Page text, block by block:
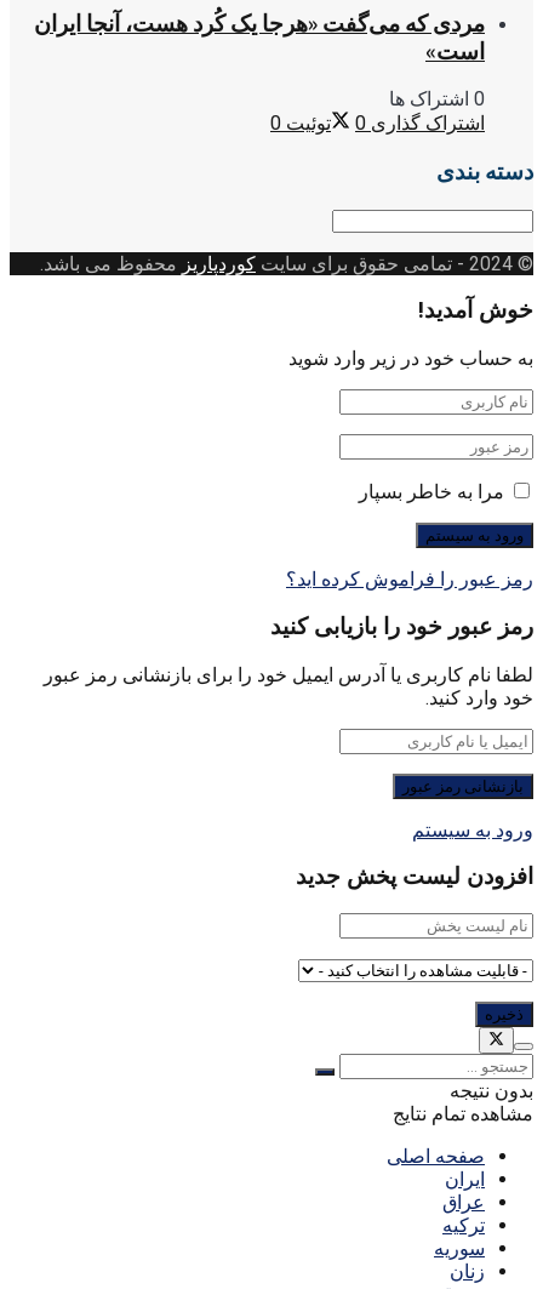
مردی که می‌گفت «هرجا یک کُرد هست، آنجا ایران
است»
0 اشتراک ها
اشتراک گذاری 0 توئیت 0
دسته بندی
دسته
© 2024
- تمامی حقوق برای سایت کوردپاریز محفوظ می باشد.
خوش آمدید!
به حساب خود در زیر وارد شوید
مرا به خاطر بسپار
رمز عبور را فراموش کرده اید؟
رمز عبور خود را بازیابی کنید
لطفا نام کاربری یا آدرس ایمیل خود را برای بازنشانی رمز عبور
خود وارد کنید.
ورود به سیستم
افزودن لیست پخش جدید
بدون نتیجه
مشاهده تمام نتایج
صفحه اصلی
ایران
عراق
ترکیه
سوریه
زنان